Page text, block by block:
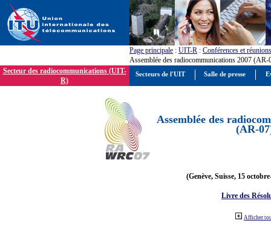
Page principale : UIT-R : Conférences et réunions
Assemblée des radiocommunications 2007 (AR-
Secteur des radiocommunications (UIT-
R)
Assemblée des
(AR-
(Genève, Suisse, 15
Livre des
Afficher
Secteurs de l'UIT Salle de presse